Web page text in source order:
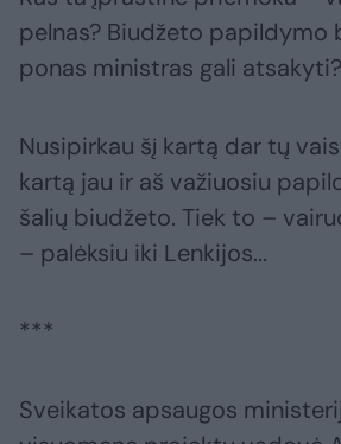
pelnas? Biudžeto papildymo
ponas ministras gali atsakyti?
Nusipirkau šį kartą dar tų
kartą jau ir aš važiuosiu
šalių biudžeto. Tiek to –
– palėksiu iki Lenkijos...
***
Sveikatos apsaugos